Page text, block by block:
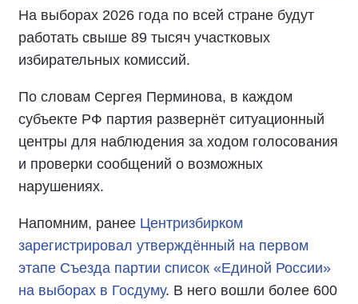
На выборах 2026 года по всей стране будут
работать свыше 89 тысяч участковых
избирательных комиссий.
По словам Сергея Перминова, в каждом
субъекте РФ партия развернёт ситуационный
центры для наблюдения за ходом голосования
и проверки сообщений о возможных
нарушениях.
Напомним, ранее Центризбирком
зарегистрировал утверждённый на первом
этапе Съезда партии список «Единой России»
на выборах в Госдуму. В него вошли более 600